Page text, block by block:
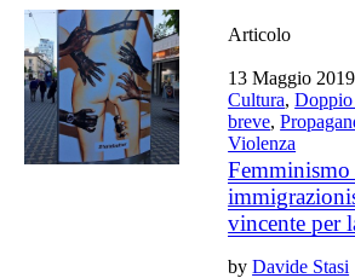
Articolo
13 Maggio 2019
Cultura,Doppio
breve,
Violenza
Femminismo
vincente per
byDavide Stasi